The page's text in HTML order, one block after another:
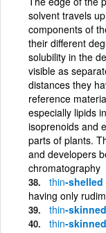
solvent travels
components of
their different
solubility in the
visible as
distances they
reference
especially lipids
isoprenoids and
parts of plants.
and developers
chromatography
thin-shelled
having only
thin-skinned
thin-skinned